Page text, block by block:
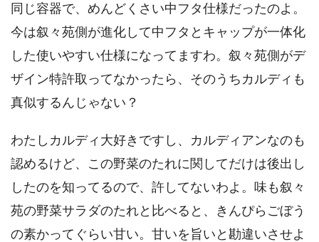
同じ容器で、めんどくさい中フタ仕様だったのよ。
今は叙々苑側が進化して中フタとキャップが一体化
した使いやすい仕様になってますわ。叙々苑側がデ
ザイン特許取ってなかったら、そのうちカルディも
真似するんじゃない？
わたしカルディ大好きですし、カルディアンなのも
認めるけど、この野菜のたれに関してだけは後出し
したのを知ってるので、許してないわよ。味も叙々
苑の野菜サラダのたれと比べると、きんぴらごぼう
の素かってぐらい甘い。甘いを旨いと勘違いさせよ